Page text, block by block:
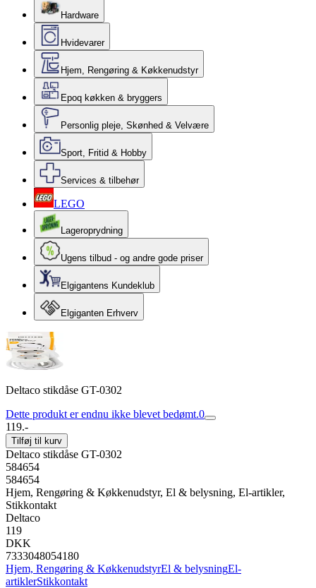
Hardware
Hvidevarer
Hjem, Rengøring & Køkkenudstyr
Epoq køkken & bryggers
Personlig pleje, Skønhed & Velvære
Sport, Fritid & Hobby
Services & tilbehør
LEGO
Lageroprydning
Ugens tilbud - og andre gode priser
Elgigantens Kundeklub
Elgiganten Erhverv
Deltaco stikdåse GT-0302
Dette produkt er endnu ikke blevet bedømt.0
119.-
Tilføj til kurv
Deltaco stikdåse GT-0302
584654
584654
Hjem, Rengøring & Køkkenudstyr, El & belysning, El-artikler,
Stikkontakt
Deltaco
119
DKK
7333048054180
Hjem, Rengøring & KøkkenudstyrEl & belysningEl-
artiklerStikkontakt